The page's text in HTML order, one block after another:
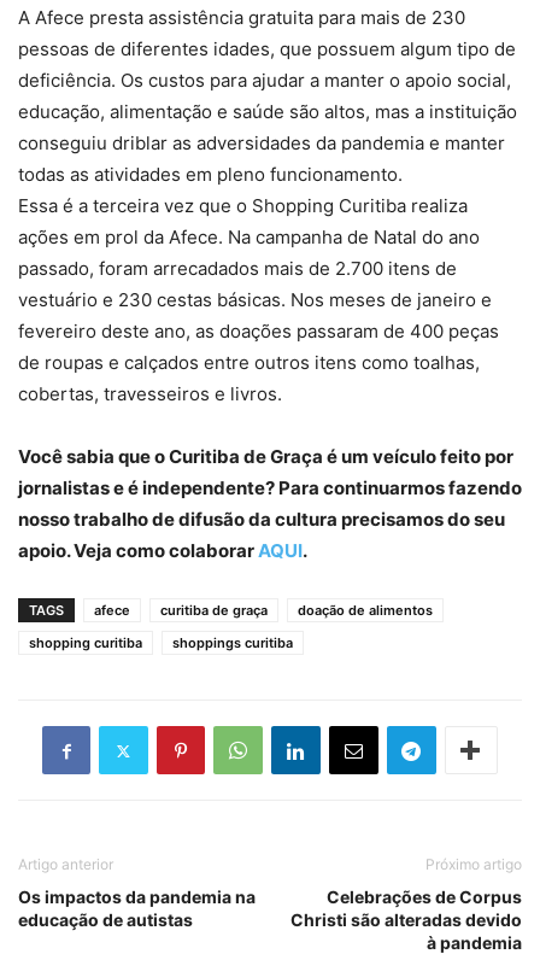
A Afece presta assistência gratuita para mais de 230
pessoas de diferentes idades, que possuem algum tipo de
deficiência. Os custos para ajudar a manter o apoio social,
educação, alimentação e saúde são altos, mas a instituição
conseguiu driblar as adversidades da pandemia e manter
todas as atividades em pleno funcionamento.
Essa é a terceira vez que o Shopping Curitiba realiza
ações em prol da Afece. Na campanha de Natal do ano
passado, foram arrecadados mais de 2.700 itens de
vestuário e 230 cestas básicas. Nos meses de janeiro e
fevereiro deste ano, as doações passaram de 400 peças
de roupas e calçados entre outros itens como toalhas,
cobertas, travesseiros e livros.
Você sabia que o Curitiba de Graça é um veículo feito por
jornalistas e é independente? Para continuarmos fazendo
nosso trabalho de difusão da cultura precisamos do seu
apoio. Veja como colaborarAQUI.
TAGS afece curitiba de graça
doação de alimentos
shopping curitiba
shoppings curitiba
Artigo anterior
Os impactos da pandemia na
educação de autistas
Próximo artigo
Celebrações de Corpus
Christi são alteradas devido
à pandemia